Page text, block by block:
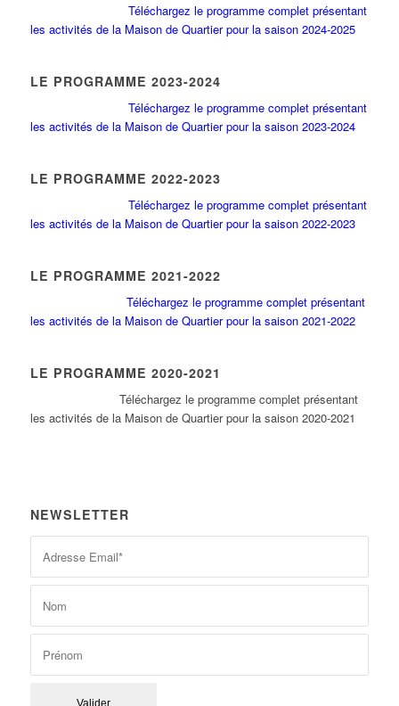
Téléchargez le programme complet présentant
les activités de la Maison de Quartier pour la saison 2024-2025
LE PROGRAMME 2023-2024
Téléchargez le programme complet présentant
les activités de la Maison de Quartier pour la saison 2023-2024
LE PROGRAMME 2022-2023
Téléchargez le programme complet présentant
les activités de la Maison de Quartier pour la saison 2022-2023
LE PROGRAMME 2021-2022
Téléchargez le programme complet présentant
les activités de la Maison de Quartier pour la saison 2021-2022
LE PROGRAMME 2020-2021
Téléchargez le programme complet présentant
les activités de la Maison de Quartier pour la saison 2020-2021
NEWSLETTER